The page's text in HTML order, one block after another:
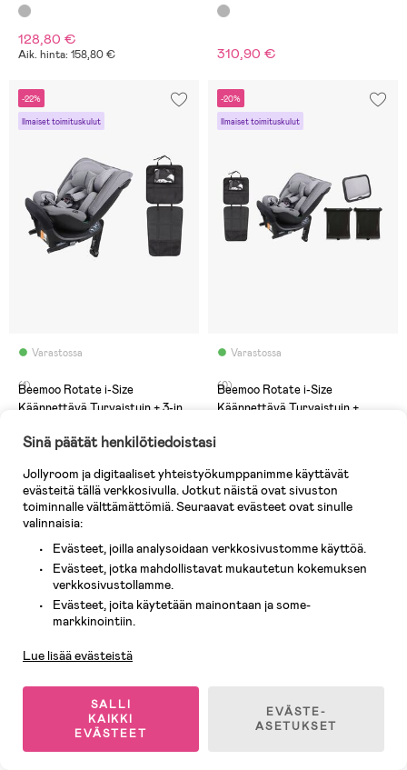
Potkusuoja, Mineral Grey
128,80 €
Aik. hinta: 158,80 €
Istuinsuoja, Mineral Grey
310,90 €
-22%
Ilmaiset toimituskulut
Varastossa
(1)
Beemoo Rotate i-Size
Käännettävä Turvaistuin + 3-in-
Grey
310,90 €
Aik. hinta: 400,90 €
-20%
Ilmaiset toimituskulut
Varastossa
(0)
Beemoo Rotate i-Size
Käännettävä Turvaistuin +
Aik. hinta: 474,60 €
Sinä päätät henkilötiedoistasi
Jollyroom ja digitaaliset yhteistyökumppanimme käyttävät
evästeitä tällä verkkosivulla. Jotkut näistä ovat sivuston
toiminnalle välttämättömiä. Seuraavat evästeet ovat sinulle
valinnaisia:
Evästeet, joilla analysoidaan verkkosivustomme käyttöä.
Evästeet, jotka mahdollistavat mukautetun kokemuksen
verkkosivustollamme.
Evästeet, joita käytetään mainontaan ja some-
markkinointiin.
Lue lisää evästeistä
SALLI
KAIKKI
EVÄSTEET
EVÄSTE-
ASETUKSET